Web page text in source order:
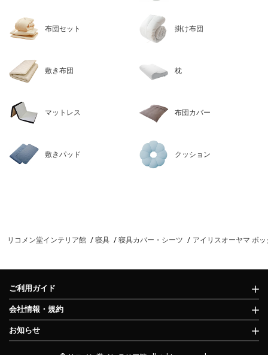
布団セット 掛け布団
敷き布団 枕
マットレス 布団カバー
敷きパッド クッション
リコメン堂インテリア館 寝具 寝具カバー・シーツ アイリスオーヤマ ボッ
ご利用ガイド
会社情報・規約
お知らせ